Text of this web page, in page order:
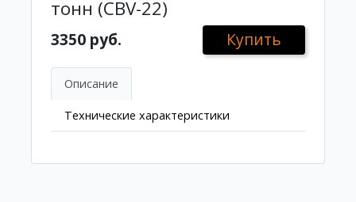
тонн (CBV-22)
3350 руб. Купить
Описание
Технические характеристики